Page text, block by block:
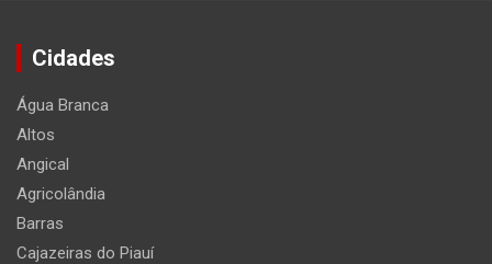
Cidades
Água Branca
Altos
Angical
Agricolândia
Barras
Cajazeiras do Piauí